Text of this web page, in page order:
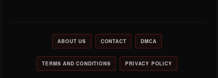
ABOUT US CONTACT DMCA
TERMS AND CONDITIONS PRIVACY POLICY